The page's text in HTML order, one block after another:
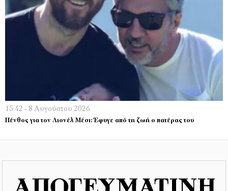
15:42 - 8 Αυγούστου 2026
Πένθος για τον Λιονέλ Μέσι: Έφυγε από τη ζωή ο πατέρας του